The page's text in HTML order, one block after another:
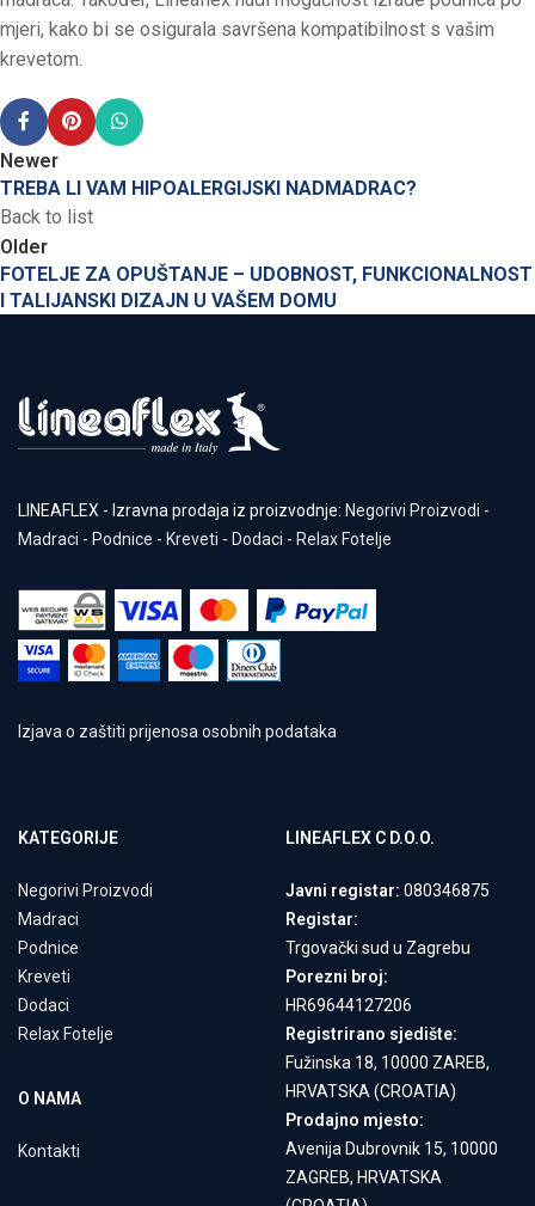
mjeri, kako bi se osigurala savršena kompatibilnost s vašim
krevetom.​
Newer
TREBA LI VAM HIPOALERGIJSKI NADMADRAC?
Back to list
Older
FOTELJE ZA OPUŠTANJE – UDOBNOST, FUNKCIONALNOST
I TALIJANSKI DIZAJN U VAŠEM DOMU
LINEAFLEX - Izravna prodaja iz proizvodnje: Negorivi Proizvodi -
Madraci - Podnice - Kreveti - Dodaci - Relax Fotelje
Izjava o zaštiti prijenosa osobnih podataka
KATEGORIJE
Negorivi Proizvodi
Madraci
Podnice
Kreveti
Dodaci
Relax Fotelje
O NAMA
Kontakti
LINEAFLEX C D.O.O.
Javni registar: 080346875
Registar:
Trgovački sud u Zagrebu
Porezni broj:
HR69644127206
Registrirano sjedište:
Fužinska 18, 10000 ZAREB,
HRVATSKA (CROATIA)
Prodajno mjesto:
Avenija Dubrovnik 15, 10000
ZAGREB, HRVATSKA